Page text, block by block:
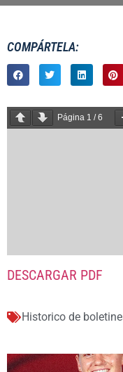
COMPÁRTELA:
Página 1 /6
DESCARGAR PDF
Historico de